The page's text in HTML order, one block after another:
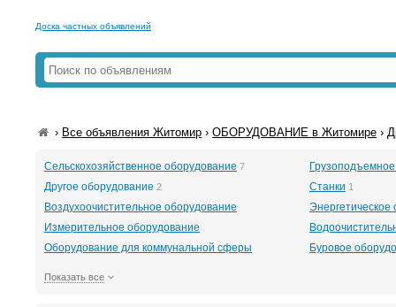
Доска частных объявлений
› Все объявления Житомир ›ОБОРУДОВАНИЕ в Житомире ›
Сельскохозяйственное оборудование 7
Другое оборудование 2 Станки 1
Воздухоочистительное оборудование
Энергетическое
Измерительное оборудование
Оборудование для коммунальной сферы
Буровое
Показать все